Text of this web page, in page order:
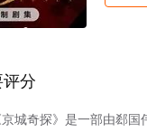
分
城奇探》是一部由郄